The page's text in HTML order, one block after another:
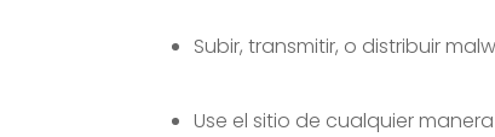
Subir, transmitir, o distribuir
Use el sitio de cualquier